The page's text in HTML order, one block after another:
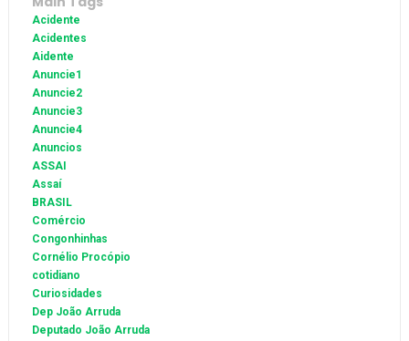
Acidente
Acidentes
Aidente
Anuncie1
Anuncie2
Anuncie3
Anuncie4
Anuncios
ASSAI
Assaí
BRASIL
Comércio
Congonhinhas
Cornélio Procópio
cotidiano
Curiosidades
Dep João Arruda
Deputado João Arruda